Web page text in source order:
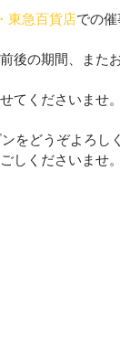
東急百貨店での
後の期間、また
てくださいませ。
をどうぞよろし
しくださいませ。